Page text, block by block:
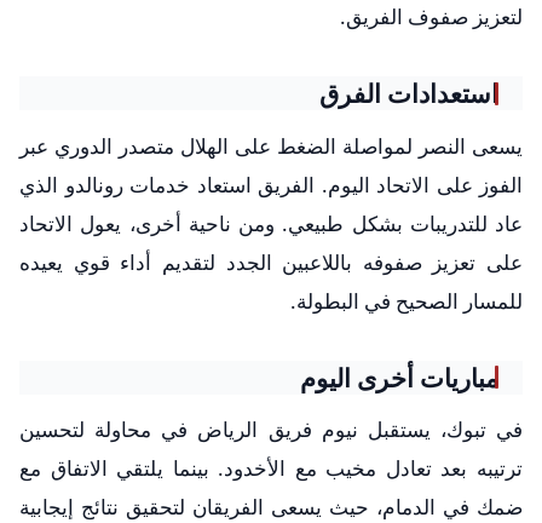
لتعزيز صفوف الفريق.
استعدادات الفرق
يسعى النصر لمواصلة الضغط على الهلال متصدر الدوري عبر
الفوز على الاتحاد اليوم. الفريق استعاد خدمات رونالدو الذي
عاد للتدريبات بشكل طبيعي. ومن ناحية أخرى، يعول الاتحاد
على تعزيز صفوفه باللاعبين الجدد لتقديم أداء قوي يعيده
للمسار الصحيح في البطولة.
مباريات أخرى اليوم
في تبوك، يستقبل نيوم فريق الرياض في محاولة لتحسين
ترتيبه بعد تعادل مخيب مع الأخدود. بينما يلتقي الاتفاق مع
ضمك في الدمام، حيث يسعى الفريقان لتحقيق نتائج إيجابية